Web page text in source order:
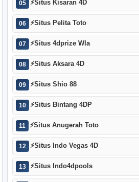
05 ⚡Situs Kisaran 4D
06 ⚡Situs Pelita Toto
07 ⚡Situs 4dprize Wla
08 ⚡Situs Aksara 4D
09 ⚡Situs Shio 88
10 ⚡Situs Bintang 4DP
11 ⚡Situs Anugerah Toto
12 ⚡Situs Indo Vegas 4D
13 ⚡Situs Indo4dpools